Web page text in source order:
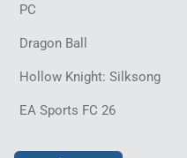
PC
Dragon Ball
Hollow Knight: Silksong
EA Sports FC 26